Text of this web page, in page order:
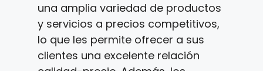
una amplia variedad de productos
y servicios a precios competitivos,
lo que les permite ofrecer a sus
clientes una excelente relación